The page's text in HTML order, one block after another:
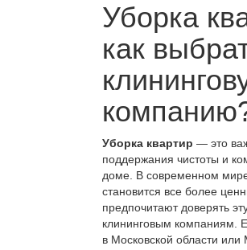
Уборка
как
Уборка квартир — это
поддержания чистоты и
доме. В современном
становится все более
предпочитают доверять
клининговым компаниям.
в Московской области или